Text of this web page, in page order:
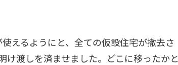
えるようにと、全ての仮設住宅が撤去さ
渡しを済ませました。どこに移ったかと